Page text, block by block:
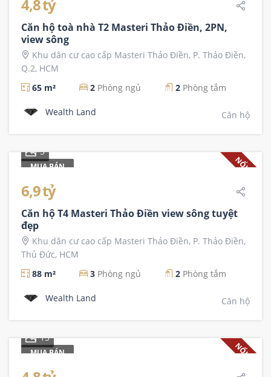
4,8 tỷ
Căn hộ toà nhà T2 Masteri Thảo Điền, 2PN,
view sông
Khu dân cư cao cấp Masteri Thảo Điền, P. Thảo Điền,
Q.2, HCM
65 m²
2 Phòng ngủ 2 Phòng tắm
Wealth Land Căn hộ
MUA BÁN NỔI BẬT
5
6,9 tỷ
Căn hộ T4 Masteri Thảo Điền view sông tuyệt
đẹp
Khu dân cư cao cấp Masteri Thảo Điền, P. Thảo Điền,
Thủ Đức, HCM
88 m²
3 Phòng ngủ 2 Phòng tắm
Wealth Land Căn hộ
MUA BÁN NỔI BẬT
15